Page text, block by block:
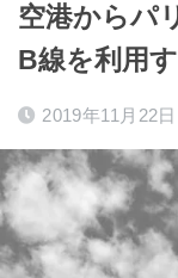
空港からパ
B線を利用
2019年11月22日